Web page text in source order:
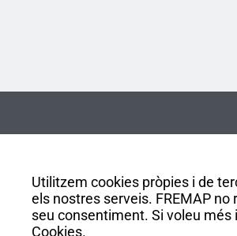
Utilitzem cookies pròpies i de
els nostres serveis. FREMAP
seu consentiment. Si voleu
Cookies.